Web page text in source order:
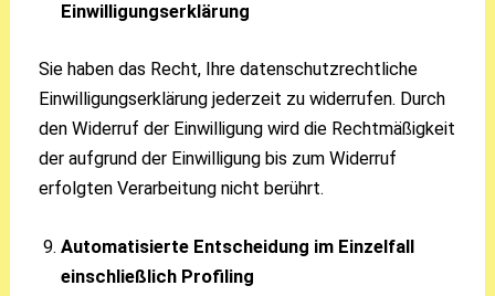
Einwilligungserklärung
Sie haben das Recht, Ihre datenschutzrechtliche
Einwilligungserklärung jederzeit zu widerrufen. Durch
den Widerruf der Einwilligung wird die Rechtmäßigkeit
der aufgrund der Einwilligung bis zum Widerruf
erfolgten Verarbeitung nicht berührt.
Automatisierte Entscheidung im Einzelfall
einschließlich Profiling